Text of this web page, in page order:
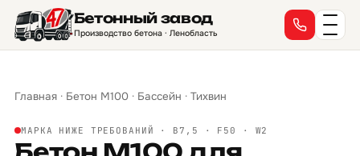
Бетонный завод
Производство бетона · Ленобласть
Главная · Бетон М100 · Бассейн · Тихвин
МАРКА НИЖЕ ТРЕБОВАНИЙ · B7,5 · F50 · W2